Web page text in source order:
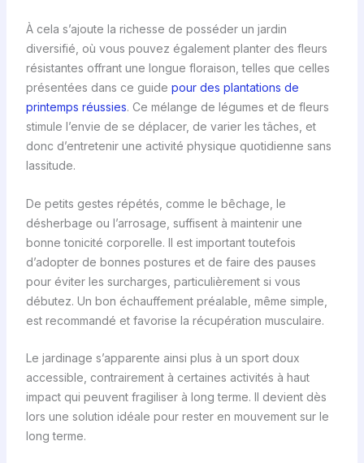
À cela s’ajoute la richesse de posséder un jardin
diversifié, où vous pouvez également planter des fleurs
résistantes offrant une longue floraison, telles que celles
présentées dans ce guide pour des plantations de
printemps réussies. Ce mélange de légumes et de fleurs
stimule l’envie de se déplacer, de varier les tâches, et
donc d’entretenir une activité physique quotidienne sans
lassitude.
De petits gestes répétés, comme le bêchage, le
désherbage ou l’arrosage, suffisent à maintenir une
bonne tonicité corporelle. Il est important toutefois
d’adopter de bonnes postures et de faire des pauses
pour éviter les surcharges, particulièrement si vous
débutez. Un bon échauffement préalable, même simple,
est recommandé et favorise la récupération musculaire.
Le jardinage s’apparente ainsi plus à un sport doux
accessible, contrairement à certaines activités à haut
impact qui peuvent fragiliser à long terme. Il devient dès
lors une solution idéale pour rester en mouvement sur le
long terme.